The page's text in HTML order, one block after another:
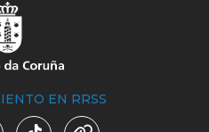
EN RRSS